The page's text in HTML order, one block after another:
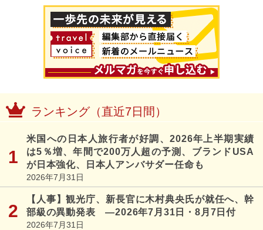
ランキング（直近7日間）
米国への日本人旅行者が好調、2026年上半期実績
は5％増、年間で200万人超の予測、ブランドUSA
が日本強化、日本人アンバサダー任命も
2026年7月31日
【人事】観光庁、新長官に木村典央氏が就任へ、幹
部級の異動発表 ―2026年7月31日・8月7日付
2026年7月31日